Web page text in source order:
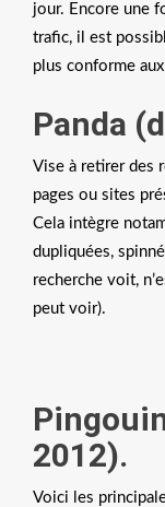
jour. Encore une
trafic, il est
plus conforme
Panda
Vise à retirer des
pages ou sites
Cela intègre
dupliquées,
recherche voit,
peut voir).
2012).
Voici les